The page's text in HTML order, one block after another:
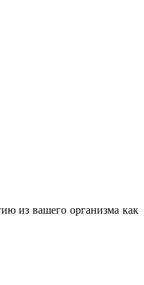
из вашего организма как